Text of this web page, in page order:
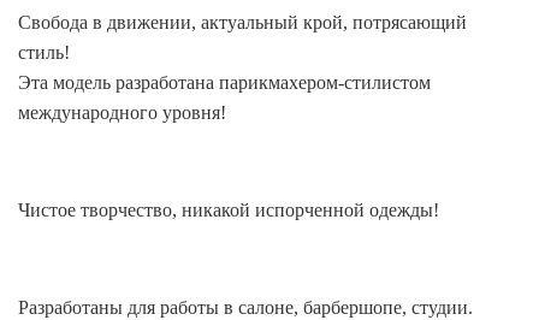
Свобода в движении, актуальный крой, потрясающий
стиль!
Эта модель разработана парикмахером-стилистом
международного уровня!
Чистое творчество, никакой испорченной одежды!
Разработаны для работы в салоне, барбершопе, студии.